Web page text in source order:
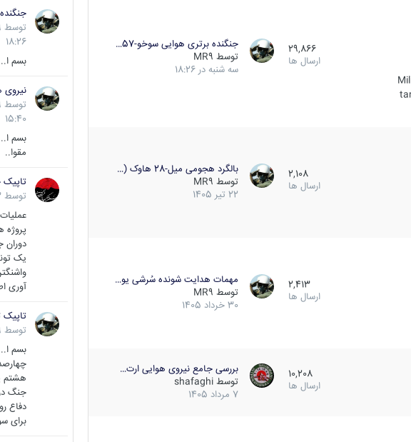
29,866
ارسال ها
جنگنده برتری هوایی سوخو-57…
توسط MR9
سه شنبه در 18:26
2,108
ارسال ها
بالگرد هجومی میل-28 هاوک (…
توسط MR9
22 تیر 1405
2,413
ارسال ها
مهمات هدایت شونده سُرشی یو…
توسط MR9
30 خرداد 1405
10,208
ارسال ها
بررسی جامع نیروی هوایی ارت…
توسط shafaghi
7 مرداد 1405
توسط
18:26
بسم
نیروی
توسط
15:40
بسم
تاپیک
توسط
یک
آوری
تاپیک
توسط
بسم
دفاع
برای